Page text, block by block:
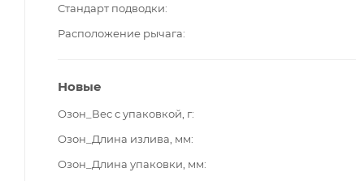
Стандарт подводки
Расположение рычага
Новые
Озон_Вес с упаковкой, г
Озон_Длина излива, мм
Озон_Длина упаковки, мм